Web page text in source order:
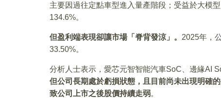
主要因過往定點車型進入量產階段；受益於大模
134.6%。
但盈利端表現卻讓市場「脊背發涼」。 2025年，
33.50%。
分析人士表示，愛芯元智智能汽車SoC、邊緣AI
但公司長期處於虧損狀態，且目前尚未出現明確
致公司上市之後股價持續走弱。